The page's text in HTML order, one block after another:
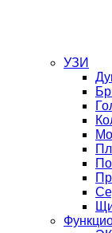
УЗИ